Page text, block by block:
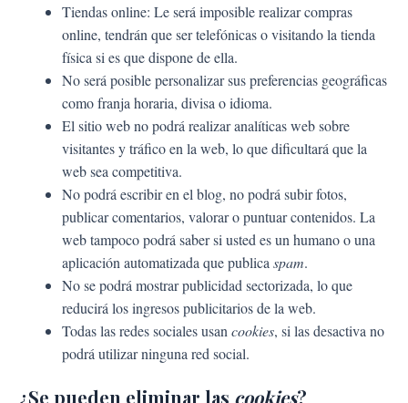
Tiendas online: Le será imposible realizar compras
online, tendrán que ser telefónicas o visitando la tienda
física si es que dispone de ella.
No será posible personalizar sus preferencias geográficas
como franja horaria, divisa o idioma.
El sitio web no podrá realizar analíticas web sobre
visitantes y tráfico en la web, lo que dificultará que la
web sea competitiva.
No podrá escribir en el blog, no podrá subir fotos,
publicar comentarios, valorar o puntuar contenidos. La
web tampoco podrá saber si usted es un humano o una
aplicación automatizada que publica spam.
No se podrá mostrar publicidad sectorizada, lo que
reducirá los ingresos publicitarios de la web.
Todas las redes sociales usan cookies, si las desactiva no
podrá utilizar ninguna red social.
¿Se pueden eliminar las cookies?